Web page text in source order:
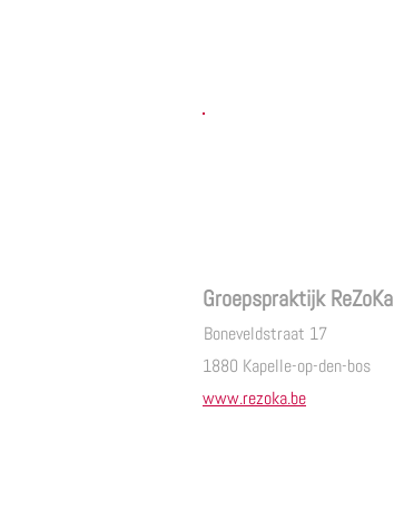
Groepspraktijk ReZoKa
Boneveldstraat 17
1880 Kapelle-op-den-bos
www.rezoka.be